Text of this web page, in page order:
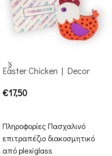
Easter Chicken | Decor
€17,50
Πληροφορίες Πασχαλινό
επιτραπέζιο διακοσμητικό
από plexiglass